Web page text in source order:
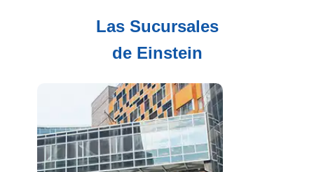
Las Sucursales
de Einstein​